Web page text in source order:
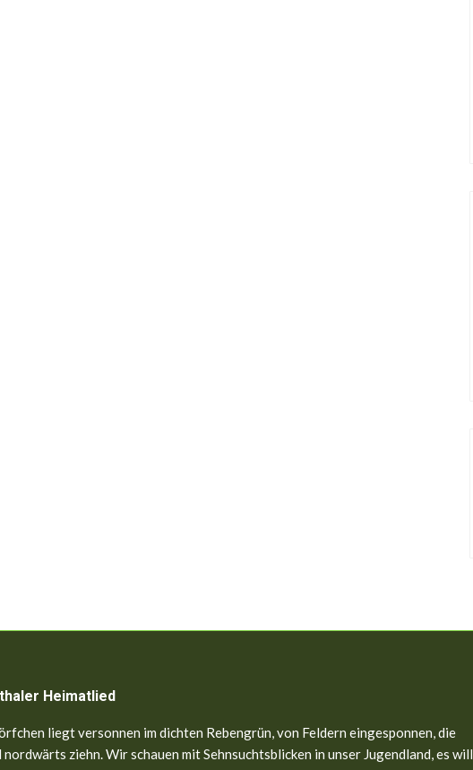
Heimatlied
liegt versonnen im dichten Rebengrün, von Feldern eingesponnen, die
nordwärts ziehn. Wir schauen mit Sehnsuchtsblicken in unser Jugendland, es will